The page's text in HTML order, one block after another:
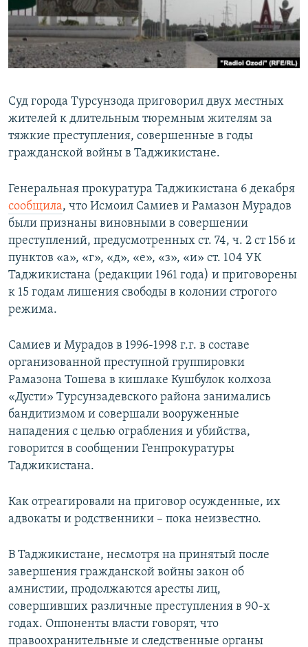
Суд города Турсунзода приговорил двух местных
жителей к длительным тюремным жителям за
тяжкие преступления, совершенные в годы
гражданской войны в Таджикистане.
Генеральная прокуратура Таджикистана 6 декабря
сообщила, что Исмоил Самиев и Рамазон Мурадов
были признаны виновными в совершении
преступлений, предусмотренных ст. 74, ч. 2 ст 156 и
пунктов «а», «г», «д», «е», «з», «и» ст. 104 УК
Таджикистана (редакции 1961 года) и приговорены
к 15 годам лишения свободы в колонии строгого
режима.
Самиев и Мурадов в 1996-1998 г.г. в составе
организованной преступной группировки
Рамазона Тошева в кишлаке Кушбулок колхоза
«Дусти» Турсунзадевского района занимались
бандитизмом и совершали вооруженные
нападения с целью ограбления и убийства,
говорится в сообщении Генпрокуратуры
Таджикистана.
Как отреагировали на приговор осужденные, их
адвокаты и родственники – пока неизвестно.
В Таджикистане, несмотря на принятый после
завершения гражданской войны закон об
амнистии, продолжаются аресты лиц,
совершивших различные преступления в 90-х
годах. Оппоненты власти говорят, что
правоохранительные и следственные органы